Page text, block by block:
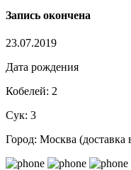
Запись окончена
23.07.2019
Дата рождения
Кобелей: 2
Сук: 3
Город: Москва